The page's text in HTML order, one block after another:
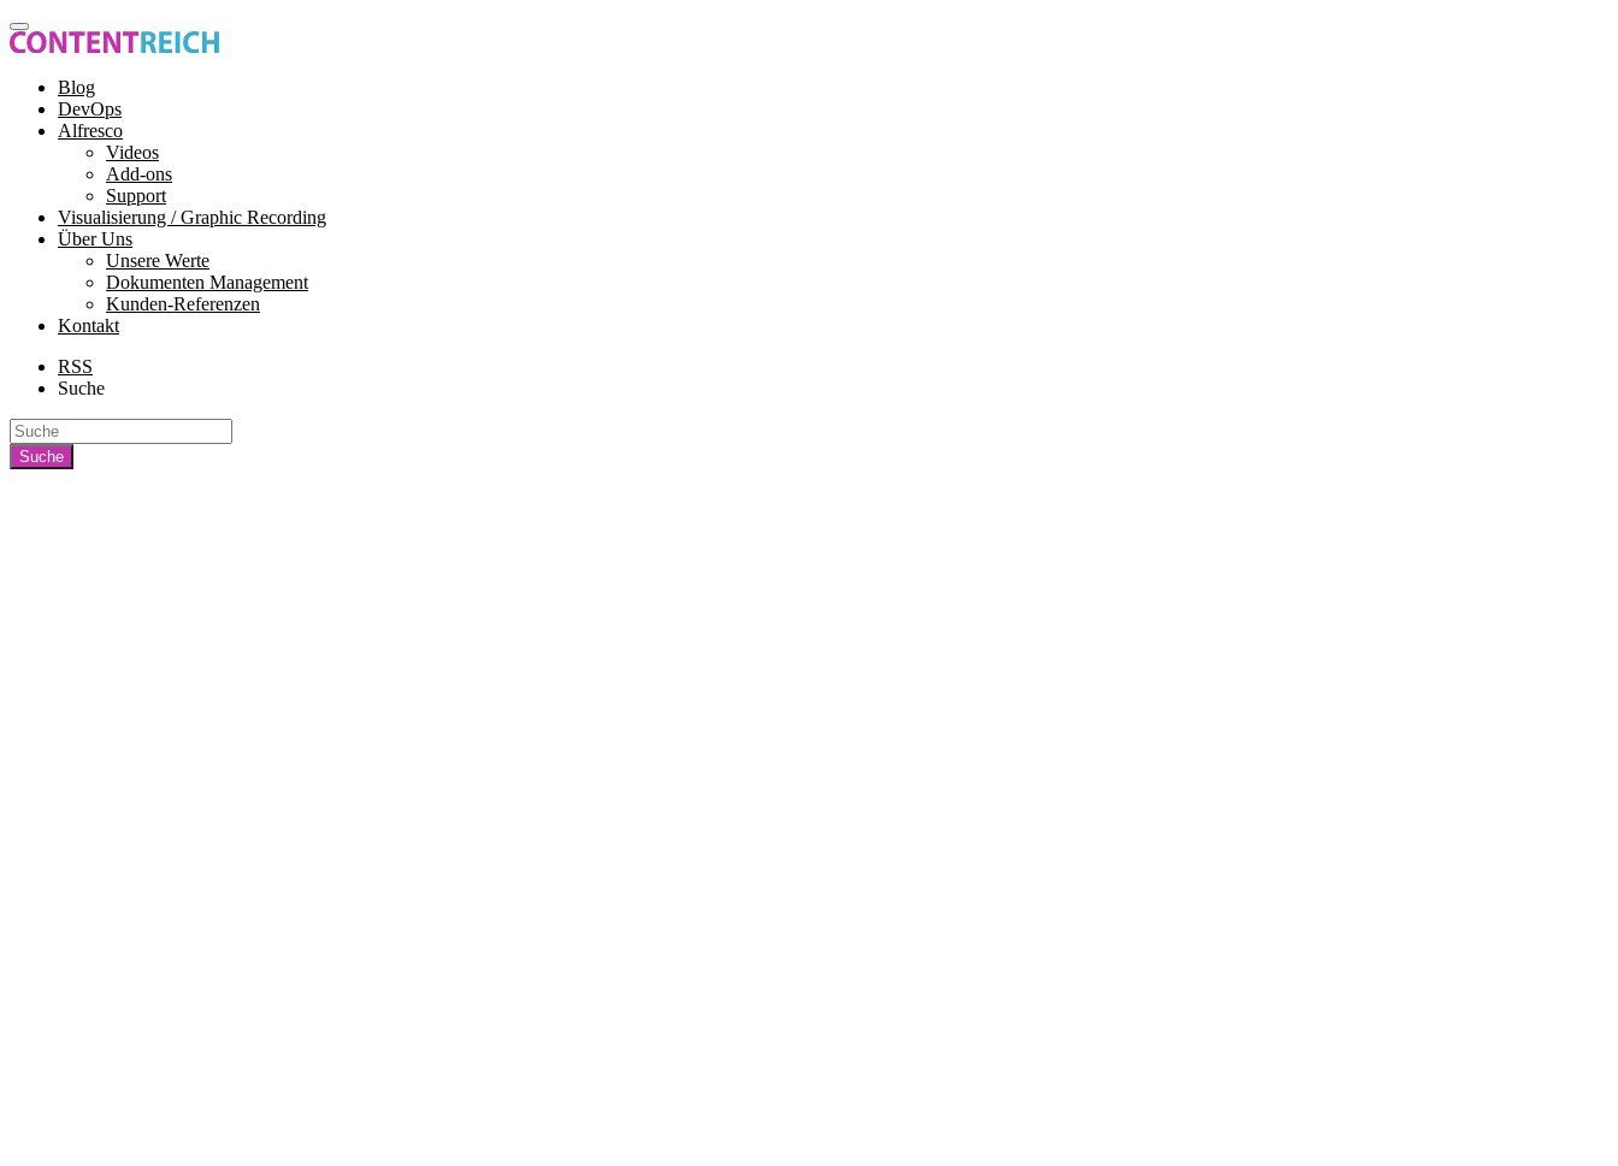
Blog
DevOps
Alfresco
Videos
Add-ons
Support
Visualisierung / Graphic Recording
Über Uns
Unsere Werte
Dokumenten Management
Kunden-Referenzen
Kontakt
RSS
Suche